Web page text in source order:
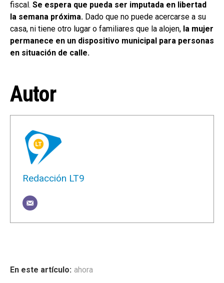
fiscal. Se espera que pueda ser imputada en libertad
la semana próxima. Dado que no puede acercarse a su
casa, ni tiene otro lugar o familiares que la alojen, la mujer
permanece en un dispositivo municipal para personas
en situación de calle.
Autor
Redacción LT9
ahora